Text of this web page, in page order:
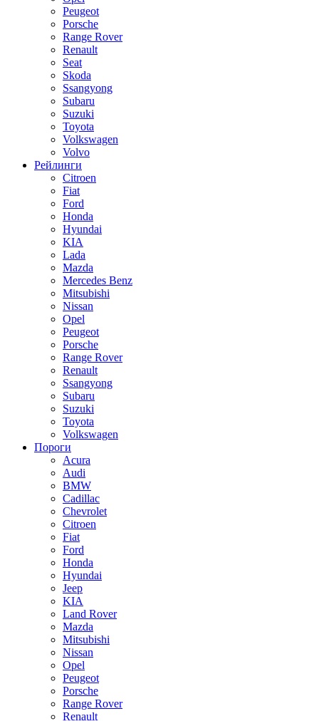
Peugeot
Porsche
Range Rover
Renault
Seat
Skoda
Ssangyong
Subaru
Suzuki
Toyota
Volkswagen
Volvo
Рейлинги
Citroen
Fiat
Ford
Honda
Hyundai
KIA
Lada
Mazda
Mercedes Benz
Mitsubishi
Nissan
Opel
Peugeot
Porsche
Range Rover
Renault
Ssangyong
Subaru
Suzuki
Toyota
Volkswagen
Пороги
Acura
Audi
BMW
Cadillac
Chevrolet
Citroen
Fiat
Ford
Honda
Hyundai
Jeep
KIA
Land Rover
Mazda
Mitsubishi
Nissan
Opel
Peugeot
Porsche
Range Rover
Renault